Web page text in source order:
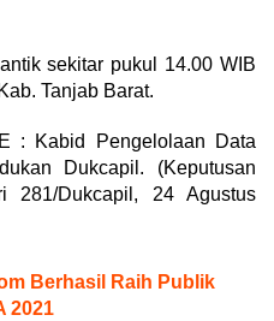
sekitar pukul 14.00 WIB
Tanjab Barat.
: Kabid Pengelolaan Data
Dukcapil. (Keputusan
281/Dukcapil, 24 Agustus
Berhasil Raih Publik
2021